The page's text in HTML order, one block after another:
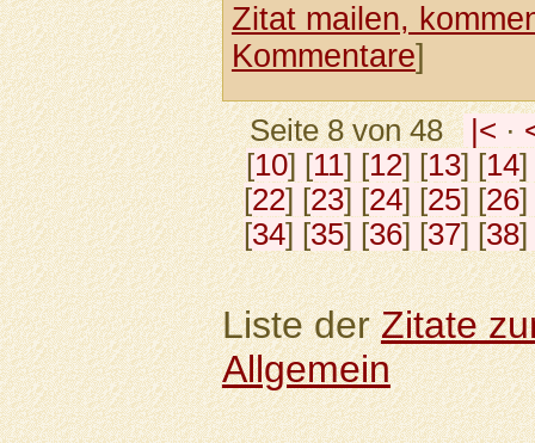
Zitat mailen,
Kommentare]
Seite 8 von 48 |< ·
[10] [11] [12] [13] [14]
[22] [23] [24] [25] [26]
[34] [35] [36] [37] [38]
Liste derZitate
Allgemein